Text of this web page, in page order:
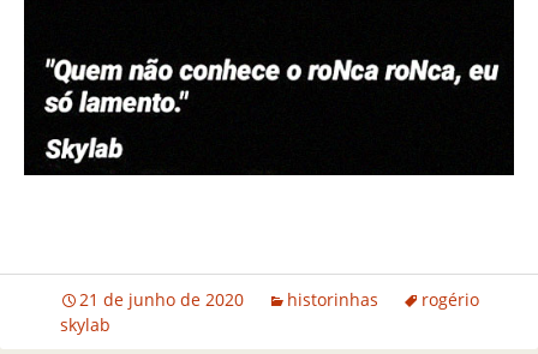
21 de junho de 2020 historinhas
rogério
skylab